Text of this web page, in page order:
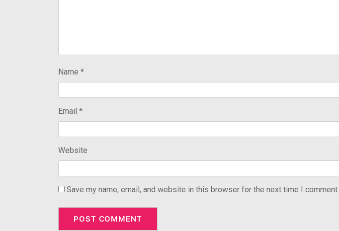
Name *
Email *
Website
Save my name, email, and website in this browser for the next time I comment.